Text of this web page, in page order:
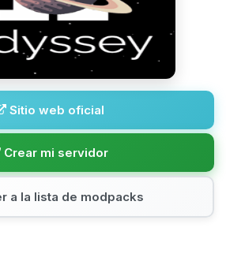
Sitio web oficial
Crear mi servidor
a la lista de modpacks